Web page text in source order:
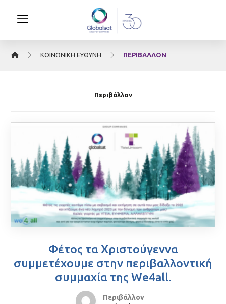
ΚΟΙΝΩΝΙΚΉ ΕΥΘΎΝΗ ΠΕΡΙΒΆΛΛΟΝ
Περιβάλλον
Φέτος τα Χριστούγεννα
συμμετέχουμε στην περιβαλλοντική
συμμαχία της We4all.
Περιβάλλον